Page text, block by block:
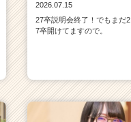
2026.07.15
27卒説明会終了！でもまだ2
7卒開けてますので。